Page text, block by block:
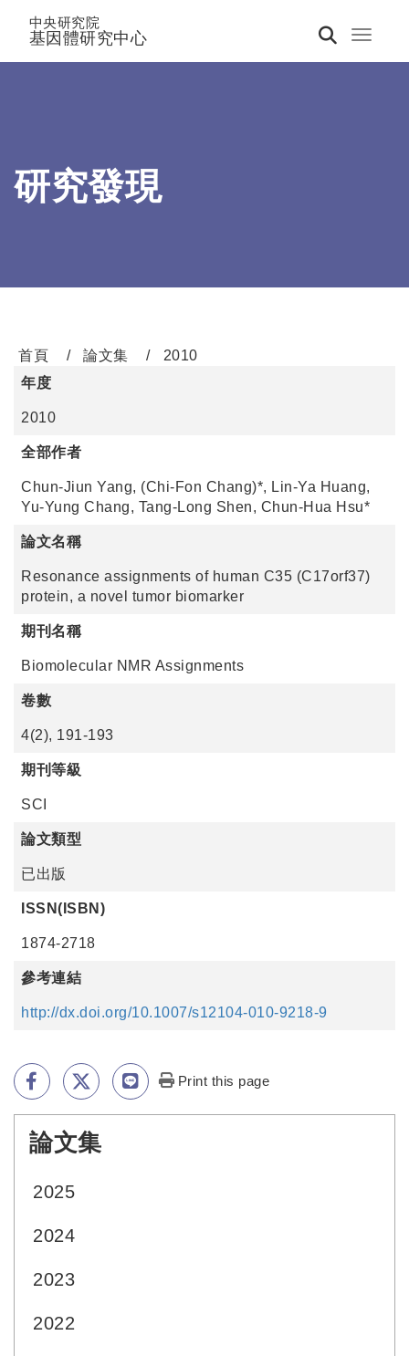
Toggle
中央研究院
基因體研究中心
研究發現
首頁 論文集
2010
年度
2010
全部作者
Chun-Jiun Yang, (Chi-Fon Chang)*, Lin-Ya Huang,
Yu-Yung Chang, Tang-Long Shen, Chun-Hua Hsu*
論文名稱
Resonance assignments of human C35 (C17orf37)
protein, a novel tumor biomarker
期刊名稱
Biomolecular NMR Assignments
卷數
4(2), 191-193
期刊等級
SCI
論文類型
已出版
ISSN(ISBN)
1874-2718
參考連結
http://dx.doi.org/10.1007/s12104-010-9218-9
Print this page
論文集
2025
2024
2023
2022